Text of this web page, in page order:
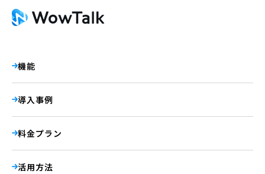
機能
導入事例
料金プラン
活用方法